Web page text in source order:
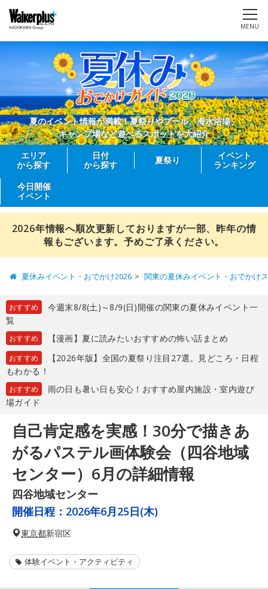
MENU
夏のイベント情報が満載！夏祭りやプール、海水浴場、
キャンプ場など遊べるスポットを大紹介
エリア
から探す
日付
から探す
夏祭り
イベント
ランキング
今日開催
イベント
2026年情報へ順次更新しておりますが一部、昨年の情
報もございます。予めご了承ください。
夏休みイベント・おでかけ2026 関東の夏休みイベント・おでかけ
おすすめ
今週末8/8(土)～8/9(日)開催の関東の夏休みイベント一
覧
おすすめ 【漫画】夏に読みたいおすすめの怖い話まとめ
おすすめ
【2026年版】全国の夏祭り注目27選。見どころ・日程
もわかる！
おすすめ
雨の日も暑い日も安心！おすすめ屋内施設・室内遊び
場ガイド
自己肯定感を実感！30分で描きあ
がるパステル画体験会（四谷地域
センター）6月の詳細情報
四谷地域センター
開催日程： 2026年6月25日(木)
東京都新宿区
体験イベント・アクティビティ